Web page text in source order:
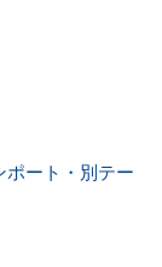
ポート・別テー